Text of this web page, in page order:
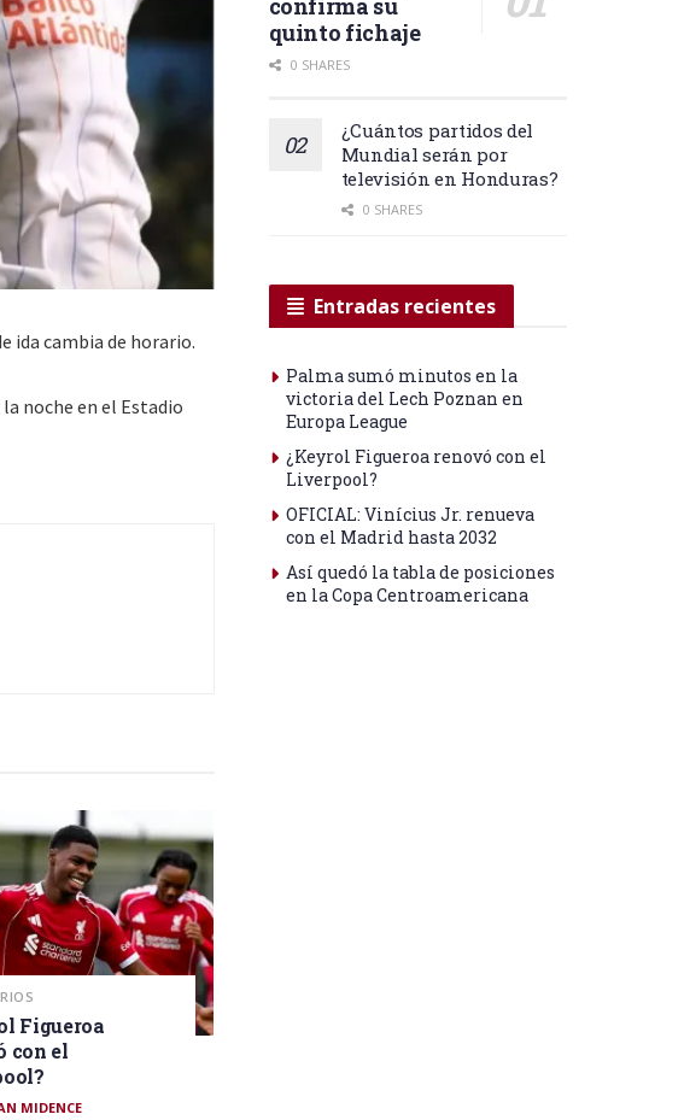
ida cambia de horario.
noche en el Estadio
Figueroa
con el
MIDENCE
quinto fichaje
0 SHARES
¿Cuántos partidos del
Mundial serán por
televisión en Honduras?
0 SHARES
Entradas recientes
Palma sumó minutos en la
victoria del Lech Poznan en
Europa League
¿Keyrol Figueroa renovó con el
Liverpool?
OFICIAL: Vinícius Jr. renueva
con el Madrid hasta 2032
Así quedó la tabla de posiciones
en la Copa Centroamericana